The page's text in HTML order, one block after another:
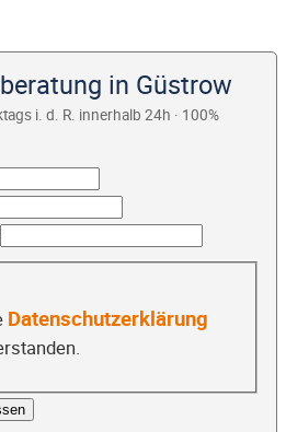
in Güstrow
i. d. R. innerhalb 24h · 100%
Datenschutzerklärung